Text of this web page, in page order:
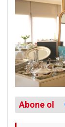
Abone ol